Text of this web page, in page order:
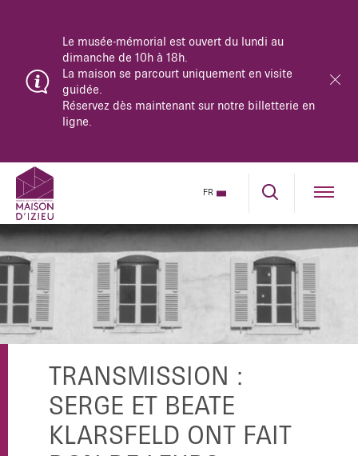
Le musée-mémorial est ouvert du lundi au
dimanche de 10h à 18h.
La maison se parcourt uniquement en visite
guidée.
Réservez dès maintenant sur notre billetterie en
ligne.
FR
TRANSMISSION :
SERGE ET BEATE
KLARSFELD ONT FAIT